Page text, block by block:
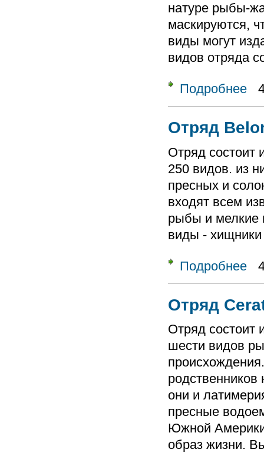
натуре рыбы-
маскируются,
виды могут
видов отряда
Подробнеео
Отряд
Отряд состоит
250 видов. из
пресных и
входят всем
рыбы и мелкие
виды - хищники
Подробнее о
Отряд
Отряд состоит
шести видов
родственников
они и
пресные
Южной
образ жизни.